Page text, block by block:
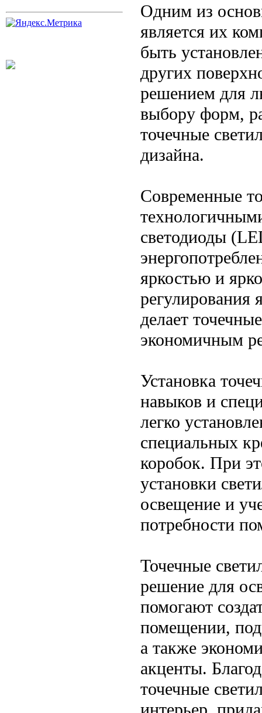
Одним из
является их
быть
других
решением для
выбору форм,
точечные
дизайна.
Современные
светодиоды
яркостью и
регулирования
делает
экономичным
Установка
навыков и
легко
специальных
коробок. При
установки
освещение и
потребности
Точечные
решение для
помогают
помещении,
а также
акценты.
точечные